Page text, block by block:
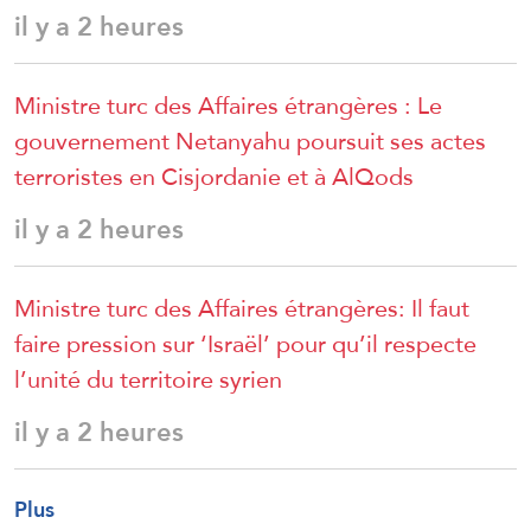
il y a 2 heures
Ministre turc des Affaires étrangères : Le
gouvernement Netanyahu poursuit ses actes
terroristes en Cisjordanie et à AlQods
il y a 2 heures
Ministre turc des Affaires étrangères: Il faut
faire pression sur ‘Israël’ pour qu’il respecte
l’unité du territoire syrien
il y a 2 heures
Plus